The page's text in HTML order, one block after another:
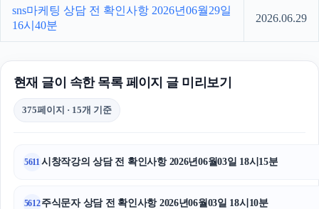
sns마케팅 상담 전 확인사항 2026년06월29일
16시40분
2026.06.29
현재 글이 속한 목록 페이지 글 미리보기
375페이지 · 15개 기준
5611 시창작강의 상담 전 확인사항 2026년06월03일 18시15분
5612주식문자 상담 전 확인사항 2026년06월03일 18시10분